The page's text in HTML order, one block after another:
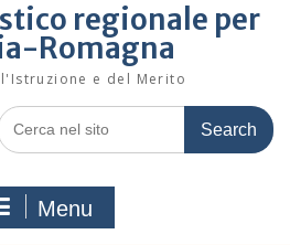
regionale per
Romagna
e del Merito
Search
Menu